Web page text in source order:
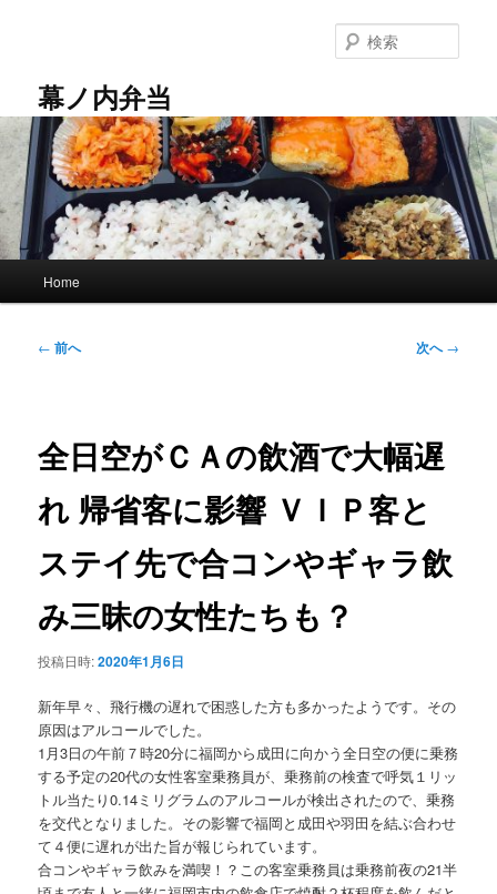
テ
ン
へ
移
動
幕ノ内弁当
索
Home
投
ゲ
ー
ョ
ン
← 前へ 次へ→
全日空がＣＡの飲酒で大幅遅
れ 帰省客に影響 ＶＩＰ客と
ステイ先で合コンやギャラ飲
み三昧の女性たちも？
投稿日時:2020年1月6日
新年早々、飛行機の遅れで困惑した方も多かったようです。その
原因はアルコールでした。
1月3日の午前７時20分に福岡から成田に向かう全日空の便に乗務
する予定の20代の女性客室乗務員が、乗務前の検査で呼気１リッ
トル当たり0.14ミリグラムのアルコールが検出されたので、乗務
を交代となりました。その影響で福岡と成田や羽田を結ぶ合わせ
て４便に遅れが出た旨が報じられています。
合コンやギャラ飲みを満喫！？この客室乗務員は乗務前夜の21半